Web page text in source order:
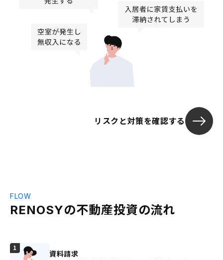
リスクと対策を確認する
RENOSYの不動産投資の流れ
FLOW
資料請求